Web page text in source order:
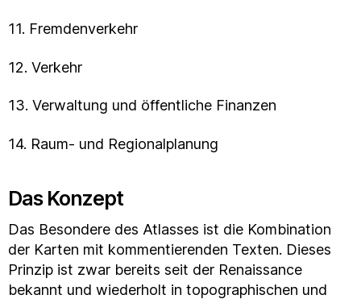
11. Fremdenverkehr
12. Verkehr
13. Verwaltung und öffentliche Finanzen
14. Raum- und Regionalplanung
Das Konzept
Das Besondere des Atlasses ist die Kombination
der Karten mit kommentierenden Texten. Dieses
Prinzip ist zwar bereits seit der Renaissance
bekannt und wiederholt in topographischen und